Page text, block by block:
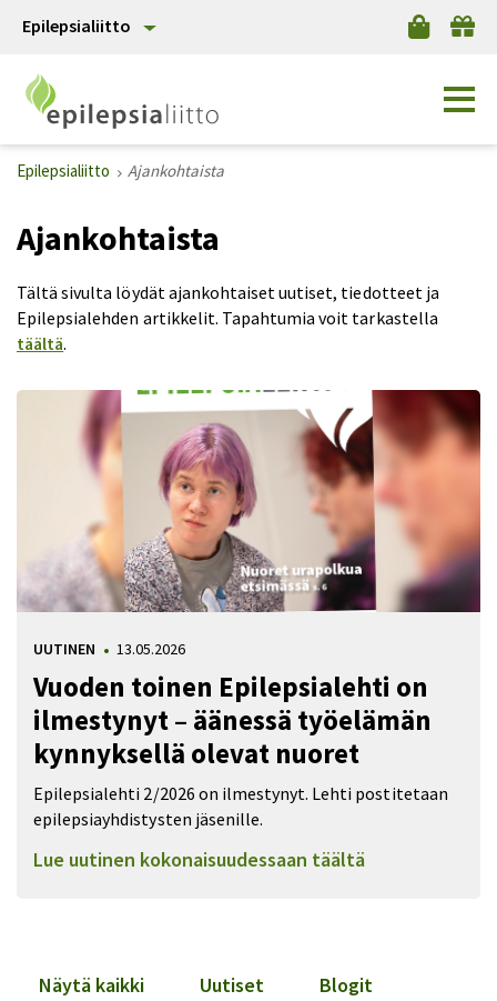
Epilepsialiitto
Epilepsialiitto Ajankohtaista
Ajankohtaista
Tältä sivulta löydät ajankohtaiset uutiset, tiedotteet ja
Epilepsialehden artikkelit. Tapahtumia voit tarkastella
täältä.
UUTINEN 13.05.2026
Vuoden toinen Epilepsialehti on
ilmestynyt – äänessä työelämän
kynnyksellä olevat nuoret
Epilepsialehti 2/2026 on ilmestynyt. Lehti postitetaan
epilepsiayhdistysten jäsenille.
Lue uutinen kokonaisuudessaan täältä
Näytä kaikki Uutiset Blogit